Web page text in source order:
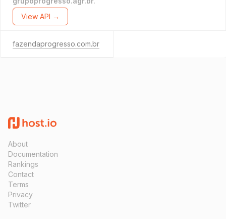
View API →
fazendaprogresso.com.br
About
Documentation
Rankings
Contact
Terms
Privacy
Twitter